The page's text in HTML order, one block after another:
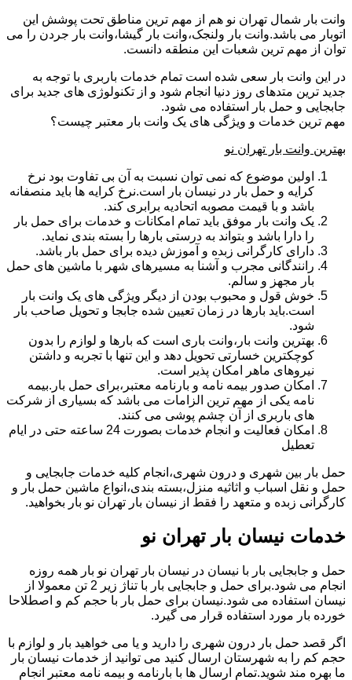
وانت بار شمال تهران نو هم از مهم ترین مناطق تحت پوشش این
اتوبار می باشد.وانت بار ولنجک،وانت بار گیشا،وانت بار جردن را می
توان از مهم ترین شعبات این منطقه دانست.
در این وانت بار سعی شده است تمام خدمات باربری با توجه به
جدید ترین متدهای روز دنیا انجام شود و از تکنولوژی های جدید برای
جابجایی و حمل بار استفاده می شود.
مهم ترین خدمات و ویژگی های یک وانت بار معتبر چیست؟
بهترین وانت بار تهران نو
اولین موضوع که نمی توان نسبت به آن بی تفاوت بود نرخ
کرایه و حمل بار در نیسان بار است.نرخ کرایه ها باید منصفانه
باشد و با قیمت مصوبه اتحادیه برابری کند.
یک وانت بار موفق باید تمام امکانات و خدمات برای حمل بار
را دارا باشد و بتواند به درستی بارها را بسته بندی نماید.
دارای کارگرانی زبده و آموزش دیده برای حمل بار باشد.
رانندگانی مجرب و آشنا به مسیرهای شهر با ماشین های حمل
بار مجهز و سالم.
خوش قول و محبوب بودن از دیگر ویژگی های یک وانت بار
است.باید بارها در زمان تعیین شده جابجا و تحویل صاحب بار
شود.
بهترین وانت بار،وانت باری است که بارها و لوازم را بدون
کوچکترین خسارتی تحویل دهد و این تنها با تجربه و داشتن
نیروهای ماهر امکان پذیر است.
امکان صدور بیمه نامه و بارنامه معتبر،برای حمل بار.بیمه
نامه یکی از مهم ترین الزامات می باشد که بسیاری از شرکت
های باربری از آن چشم پوشی می کنند.
امکان فعالیت و انجام خدمات بصورت 24 ساعته حتی در ایام
تعطیل
حمل بار بین شهری و درون شهری،انجام کلیه خدمات جابجایی و
حمل و نقل اسباب و اثاثیه منزل،بسته بندی،انواع ماشین حمل بار و
کارگرانی زبده و متعهد را فقط از نیسان بار تهران نو بار بخواهید.
خدمات نیسان بار تهران نو
حمل و جابجایی بار با نیسان در نیسان بار تهران نو بار همه روزه
انجام می شود.برای حمل و جابجایی بار با تناژ زیر 2 تن معمولا از
نیسان استفاده می شود.نیسان برای حمل بار با حجم کم و اصطلاحا
خورده بار مورد استفاده قرار می گیرد.
اگر قصد حمل بار درون شهری را دارید و یا می خواهید بار و لوازم با
حجم کم را به شهرستان ارسال کنید می توانید از خدمات نیسان بار
ما بهره مند شوید.تمام ارسال ها با بارنامه و بیمه نامه معتبر انجام